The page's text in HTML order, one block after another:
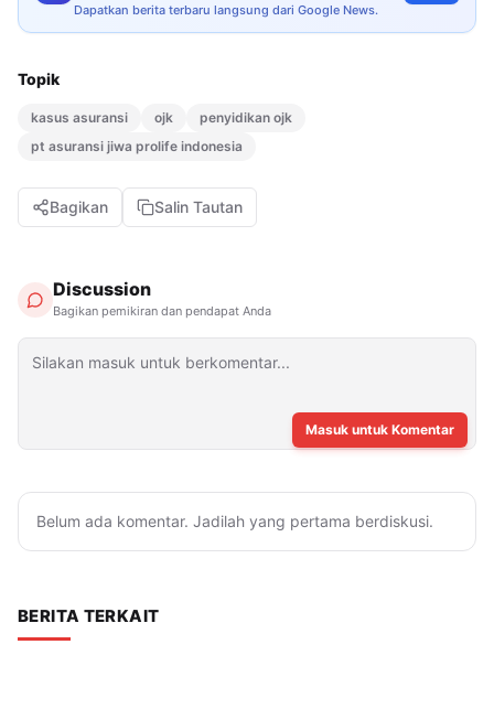
Dapatkan berita terbaru langsung dari Google News.
Topik
kasus asuransi ojk
penyidikan ojk
pt asuransi jiwa prolife indonesia
Bagikan Salin Tautan
Discussion
Bagikan pemikiran dan pendapat Anda
Masuk untuk Komentar
Belum ada komentar. Jadilah yang pertama berdiskusi.
BERITA TERKAIT